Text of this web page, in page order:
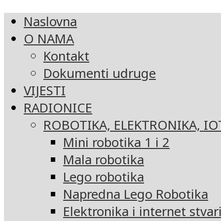
Naslovna
O NAMA
Kontakt
Dokumenti udruge
VIJESTI
RADIONICE
ROBOTIKA, ELEKTRONIKA,
Mini robotika 1 i 2
Mala robotika
Lego robotika
Napredna Lego Robotika
Elektronika i internet